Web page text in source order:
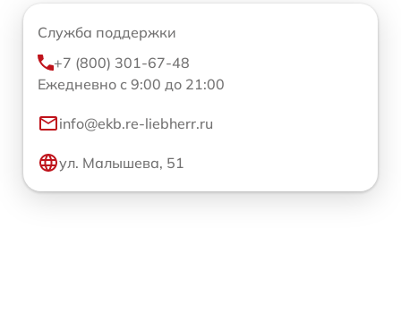
Служба поддержки
+7 (800) 301-67-48
Ежедневно с 9:00 до 21:00
info@ekb.re-liebherr.ru
ул. Малышева, 51